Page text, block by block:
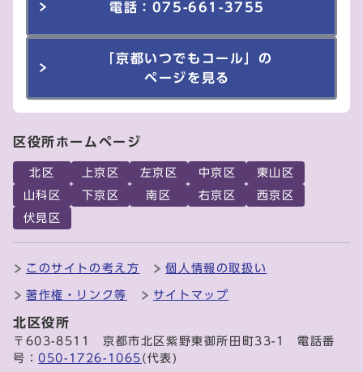
電話：075-661-3755
「京都いつでもコール」の
ページを見る
区役所ホームページ
北区 上京区 左京区 中京区
東山区
山科区
下京区 南区 右京区
西京区
伏見区
このサイトの考え方 個人情報の取扱い
著作権・リンク等 サイトマップ
北区役所
〒603-8511 京都市北区紫野東御所田町33-1 電話番
号：050-1726-1065 (代表)